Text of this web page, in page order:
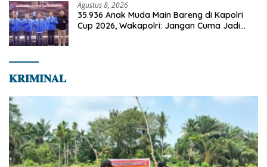
Agustus 8, 2026
35.936 Anak Muda Main Bareng di Kapolri
Cup 2026, Wakapolri: Jangan Cuma Jadi
𝐊𝐑𝐈𝐌𝐈𝐍𝐀𝐋